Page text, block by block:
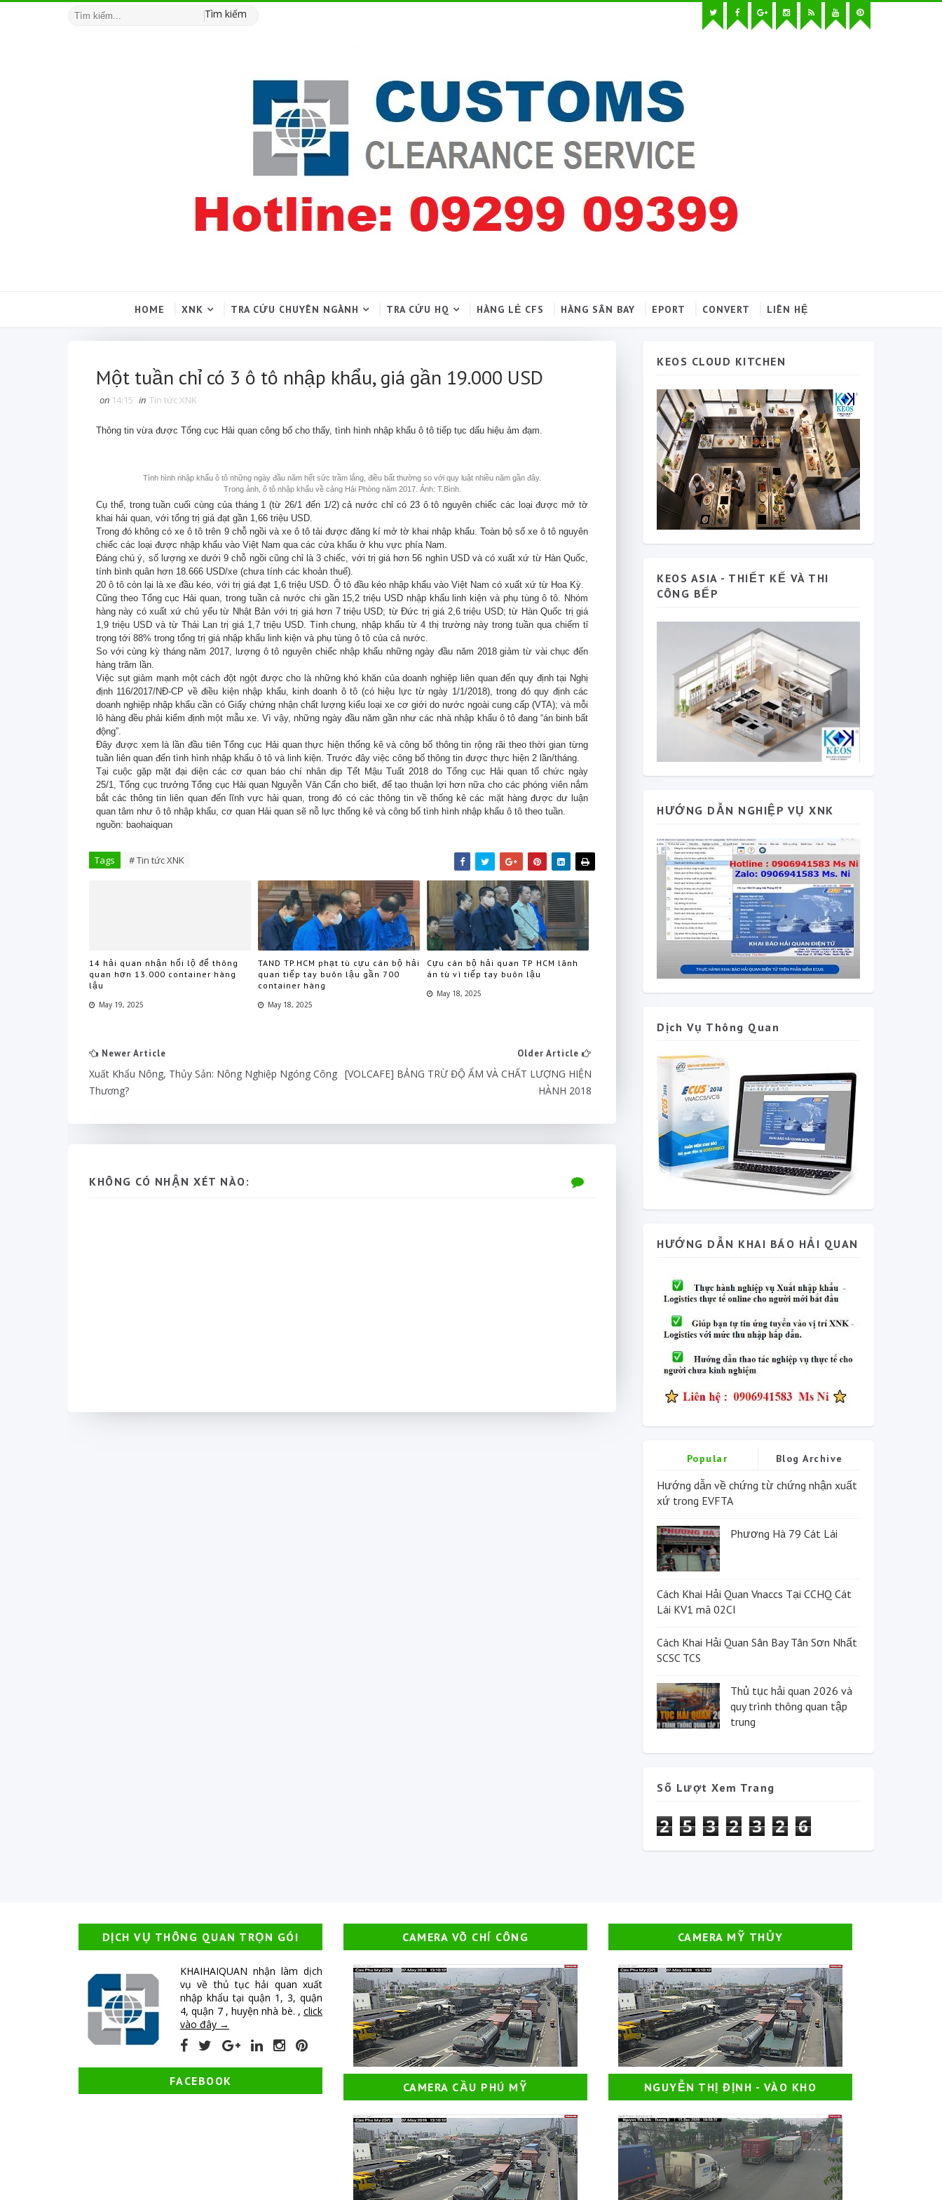
Tìm kiếm
HOME XNK TRA CỨU CHUYÊN NGÀNH TRA CỨU HQ HÀNG LẺ CFS HÀNG SÂN BAY EPORT CONVERT LIÊN HỆ
Một tuần chỉ có 3 ô tô nhập khẩu, giá gần 19.000 USD
on 14:15 in Tin tức XNK
Thông tin vừa được Tổng cục Hải quan công bố cho thấy, tình hình nhập khẩu ô tô tiếp tục dấu hiệu ảm đạm.
Tình hình nhập khẩu ô tô những ngày đầu năm hết sức trầm lắng, điều bất thường so với quy luật nhiều năm gần đây.
Trong ảnh, ô tô nhập khẩu về cảng Hải Phòng năm 2017. Ảnh: T.Bình.
Cụ thể, trong tuần cuối cùng của tháng 1 (từ 26/1 đến 1/2) cả nước chỉ có 23 ô tô nguyên chiếc các loại được mở tờ
khai hải quan, với tổng trị giá đạt gần 1,66 triệu USD.
Trong đó không có xe ô tô trên 9 chỗ ngồi và xe ô tô tải được đăng kí mở tờ khai nhập khẩ​u. Toàn bộ số xe ô tô nguyên
chiếc các loại được nhập khẩu vào Việt Nam qua các cửa khẩu ở khu vực phía Nam.
Đáng chú ý, số lượng xe dưới 9 chỗ ngồi cũng chỉ là 3 chiếc, với trị giá hơn 56 nghìn USD và có xuất xứ từ Hàn Quốc,
tính bình quân hơn 18.666 USD/xe (chưa tính các khoản thuế).
20 ô tô còn lại là xe đầu kéo, với trị giá đạt 1,6 triệu USD. Ô tô đầu kéo nhập khẩu vào Việt Nam có xuất xứ từ Hoa Kỳ.
Cũng theo Tổng cục Hải quan, trong tuần cả nước chi gần 15,2 triệu USD nhập khẩu linh kiện và phụ tùng ô tô. Nhóm
hàng này có xuất xứ chủ yếu từ Nhật Bản với trị giá hơn 7 triệu USD; từ Đức trị giá 2,6 triệu USD; từ Hàn Quốc trị giá
1,9 triệu USD và từ Thái Lan trị giá 1,7 triệu USD. Tính chung, nhập khẩu từ 4 thị trường này trong tuần qua chiếm tỉ
trọng tới 88% trong tổng trị giá nhập khẩu linh kiện và phụ tùng ô tô của cả nước.
So với cùng kỳ tháng năm 2017, lượng ô tô nguyên chiếc nhập khẩu những ngày đầu năm 2018 giảm từ vài chục đến
hàng trăm lần.
Việc sụt giảm mạnh một cách đột ngột được cho là những khó khăn của doanh nghiệp liên quan đến quy định tại Nghị
định 116/2017/NĐ-CP về điều kiện nhập khẩu, kinh doanh ô tô (có hiệu lực từ ngày 1/1/2018), trong đó quy định các
doanh nghiệp nhập khẩu cần có Giấy chứng nhận chất lượng kiểu loại xe cơ giới do nước ngoài cung cấp (VTA); và mỗi
lô hàng đều phải kiểm định một mẫu xe. Vì vậy, những ngày đầu năm gần như các nhà nhập khẩu ô tô đang “án binh bất
động”.
Đây được xem là lần đầu tiên Tổng cục Hải quan thực hiện thống kê và công bố thông tin rộng rãi theo thời gian từng
tuần liên quan đến tình hình nhập khẩu ô tô và linh kiện. Trước đây việc công bố thông tin được thực hiện 2 lần/tháng.
Tại cuộc gặp mặt đại diện các cơ quan báo chí nhân dịp Tết Mậu Tuất 2018 do Tổng cục Hải quan tổ chức ngày
25/1, Tổng cục trưởng Tổng cục Hải quan Nguyễn Văn Cẩn cho biết, để tạo thuận lợi hơn nữa cho các phóng viên nắm
bắt các thông tin liên quan đến lĩnh vực hải quan, trong đó có các thông tin về thống kê các mặt hàng được dư luận
quan tâm như ô tô nhập khẩu, cơ quan Hải quan sẽ nỗ lực thống kê và công bố tình hình nhập khẩu ô tô theo tuần.
nguồn: baohaiquan
Tags # Tin tức XNK
14 hải quan nhận hối lộ để thông
quan hơn 13.000 container hàng
lậu
May 19, 2025
TAND TP.HCM phạt tù cựu cán bộ hải
quan tiếp tay buôn lậu gần 700
container hàng
May 18, 2025
Cựu cán bộ hải quan TP HCM lãnh
án tù vì tiếp tay buôn lậu
May 18, 2025
Newer Article
Xuất Khẩu Nông, Thủy Sản: Nông Nghiệp Ngóng Công
Thương?
Older Article
[VOLCAFE] BẢNG TRỪ ĐỘ ẨM VÀ CHẤT LƯỢNG HIỆN
HÀNH 2018
KHÔNG CÓ NHẬN XÉT NÀO:
KEOS CLOUD KITCHEN
KEOS ASIA - THIẾT KẾ VÀ THI
CÔNG BẾP
HƯỚNG DẪN NGHIỆP VỤ XNK
Dịch Vụ Thông Quan
HƯỚNG DẪN KHAI BÁO HẢI QUAN
Popular Blog Archive
Hướng dẫn về chứng từ chứng nhận xuất
xứ trong EVFTA
Phương Hà 79 Cát Lái
Cách Khai Hải Quan Vnaccs Tại CCHQ Cát
Lái KV1 mã 02CI
Cách Khai Hải Quan Sân Bay Tân Sơn Nhất
SCSC TCS
Thủ tục hải quan 2026 và
quy trình thông quan tập
trung
Số Lượt Xem Trang
2 5 3 2 3 2 6
DỊCH VỤ THÔNG QUAN TRỌN GÓI
KHAIHAIQUAN nhận làm dịch
vụ về thủ tục hải quan xuất
nhập khẩu tại quận 1, 3, quận
4, quận 7 , huyện nhà bè. , click
vào đây →
FACEBOOK
CAMERA VÕ CHÍ CÔNG
CAMERA CẦU PHÚ MỸ
CAMERA MỸ THỦY
NGUYỄN THỊ ĐỊNH - VÀO KHO